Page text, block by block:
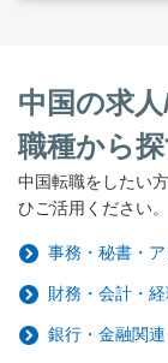
中国の求
職種から
中国転職をしたい
ひご活用ください。
事務・秘書・
財務・会計・経
銀行・金融関連